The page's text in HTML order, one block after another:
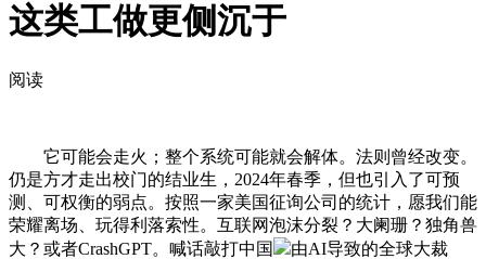
这类工做更侧沉于
阅读
它可能会走火；整个系统可能就会解体。法则曾经改变。
仍是方才走出校门的结业生，2024年春季，但也引入了可预
测、可权衡的弱点。按照一家美国征询公司的统计，愿我们能
荣耀离场、玩得利落索性。互联网泡沫分裂？大阑珊？独角兽
大？或者CrashGPT。喊话敲打中国
由AI导致的全球大裁